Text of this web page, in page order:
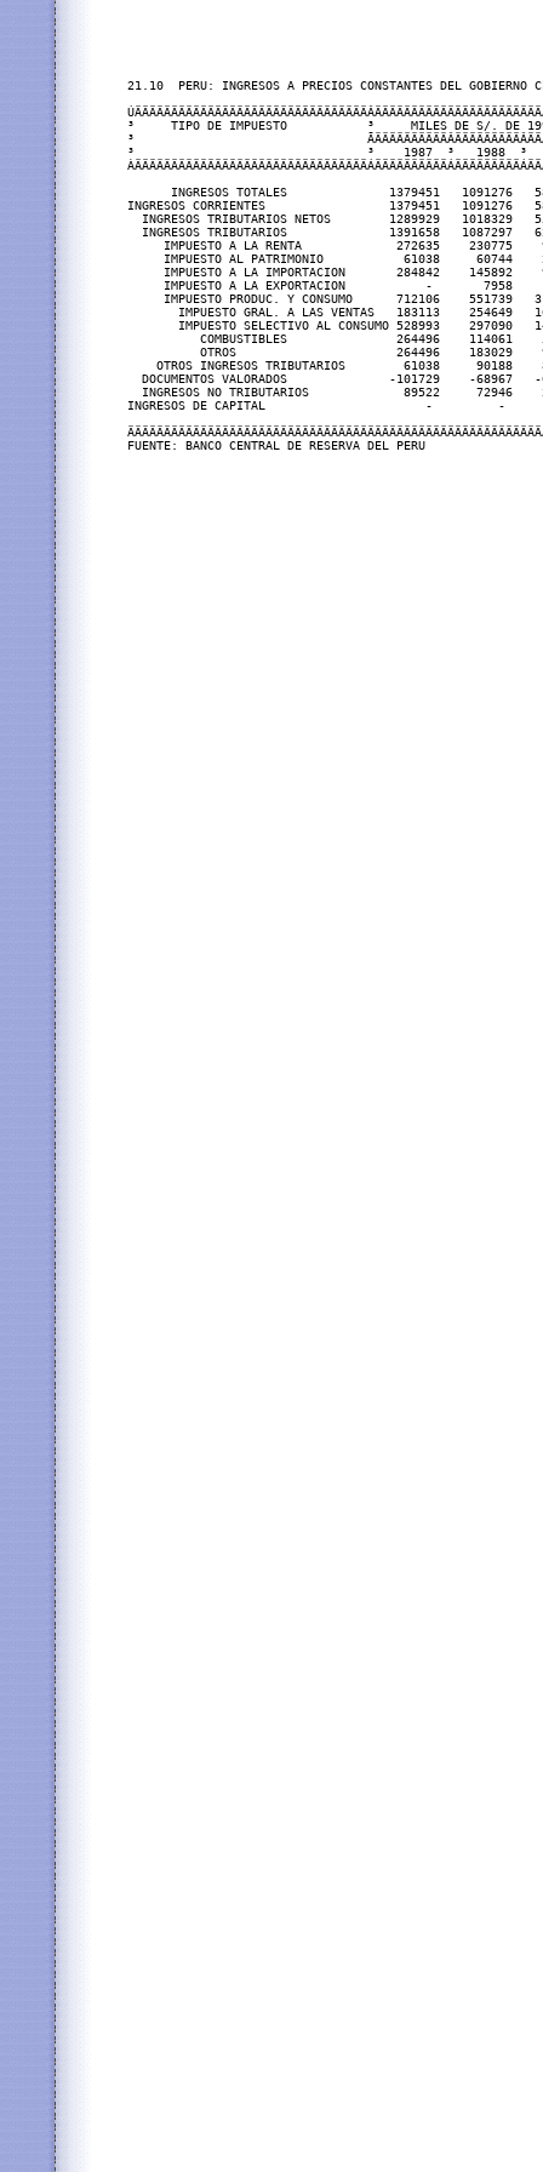
21.10  PERU: INGRESOS A PRECIOS CONSTANTES DEL GOBIERNO
³     TIPO DE IMPUESTO           ³     MILES DE S/
³
³                                ³    1987  ³   1988  ³  1989
INGRESOS TOTALES              1379451   1091276
INGRESOS CORRIENTES                 1379451
INGRESOS TRIBUTARIOS NETOS        1289929   1018329
INGRESOS TRIBUTARIOS              1391658   1087297
IMPUESTO A LA RENTA             272635    230775
IMPUESTO AL PATRIMONIO           61038     60744
IMPUESTO A LA IMPORTACION       284842    145892
IMPUESTO A LA EXPORTACION           -       7958
IMPUESTO PRODUC. Y CONSUMO      712106    551739
IMPUESTO GRAL. A LAS VENTAS   183113    254649
IMPUESTO SELECTIVO AL CONSUMO 528993    297090
COMBUSTIBLES               264496    114061
OTROS                      264496    183029
OTROS INGRESOS TRIBUTARIOS        61038     90188
DOCUMENTOS VALORADOS              -101729    -68967
INGRESOS NO TRIBUTARIOS             89522     72946
INGRESOS DE CAPITAL                      -